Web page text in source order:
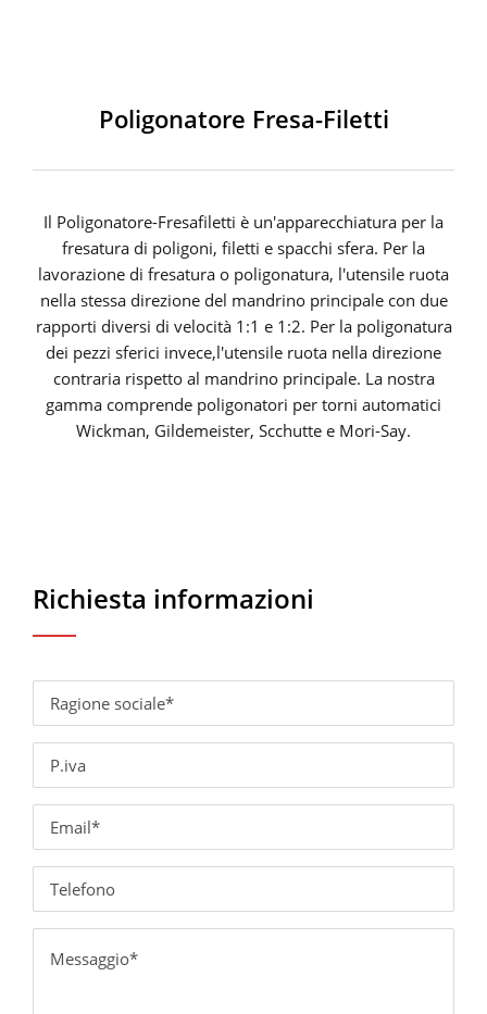
Poligonatore Fresa-Filetti
Il Poligonatore-Fresafiletti è un'apparecchiatura per la
fresatura di poligoni, filetti e spacchi sfera. Per la
lavorazione di fresatura o poligonatura, l'utensile ruota
nella stessa direzione del mandrino principale con due
rapporti diversi di velocità 1:1 e 1:2. Per la poligonatura
dei pezzi sferici invece,l'utensile ruota nella direzione
contraria rispetto al mandrino principale. La nostra
gamma comprende poligonatori per torni automatici
Wickman, Gildemeister, Scchutte e Mori-Say.
Richiesta informazioni